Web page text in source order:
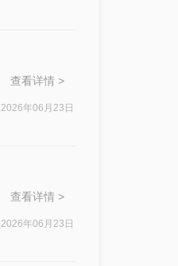
查看详情 >
2026年06月23日
查看详情 >
2026年06月23日